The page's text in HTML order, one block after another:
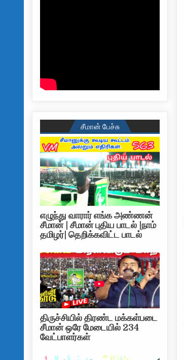
சீமான் பேச்சு
எழுந்து வாரார் எங்க அண்ணன்
சீமான் | சீமான் புதிய பாடல் |நாம்
தமிழர்| தெறிக்கவிட்ட பாடல்
திருச்சியில் திரண்ட மக்கள்படை
சீமான் ஒரே மேடையில் 234
வேட்பாளர்கள்